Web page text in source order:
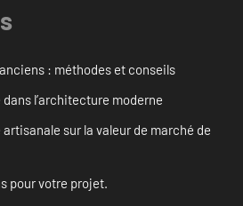
: méthodes et conseils
l’architecture moderne
sur la valeur de marché de
pour votre projet.